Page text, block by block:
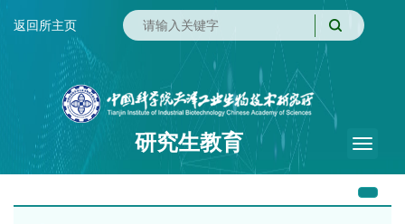
返回所主页
研究生教育
Toggle